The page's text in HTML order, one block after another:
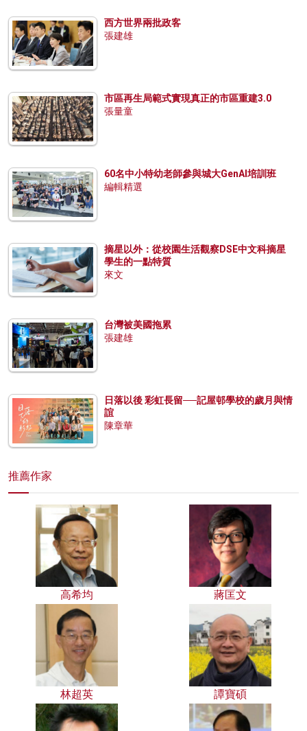
西方世界兩批政客
張建雄
市區再生局範式實現真正的市區重建3.0
張量童
60名中小特幼老師參與城大GenAI培訓班
編輯精選
摘星以外：從校園生活觀察DSE中文科摘星
學生的一點特質
來文
台灣被美國拖累
張建雄
日落以後 彩虹長留──記屋邨學校的歲月與情
誼
陳章華
推薦作家
高希均 蔣匡文
林超英 譚寶碩